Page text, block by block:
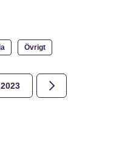
Övrigt
2023 2022